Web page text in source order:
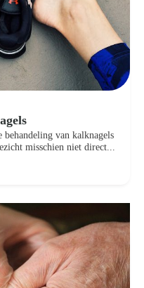
behandeling van kalknagels
misschien niet direct...